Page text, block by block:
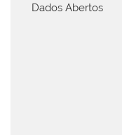
Dados Abertos